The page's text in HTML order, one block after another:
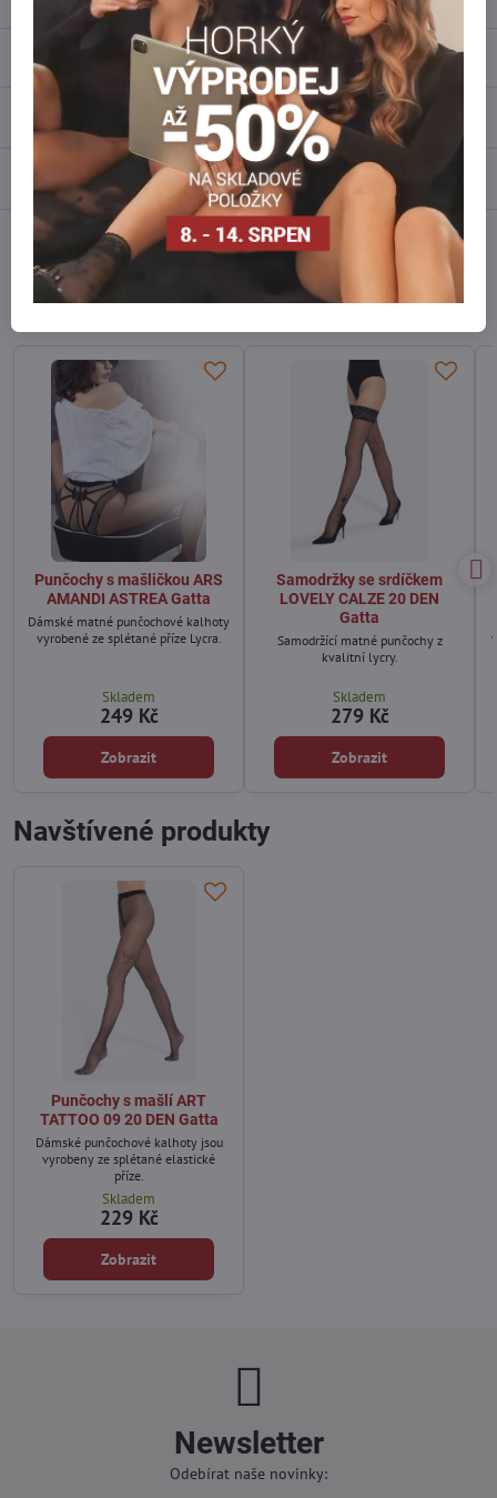
Popis
Recenze
Diskuse 0
FacebookTwitterBlueskyPinterestReddit WhatsApp
Alternativní produkty
Punčochy s mašličkou ARS
AMANDI ASTREA Gatta
Dámské matné punčochové kalhoty
vyrobené ze splétané příze Lycra.
Skladem
249 Kč
Zobrazit
Samodržky se srdíčkem
LOVELY CALZE 20 DEN
Gatta
Samodržící matné punčochy z
kvalitní lycry.
Skladem
279 Kč
Zobrazit
Navštívené produkty
Punčochy s mašlí ART
TATTOO 09 20 DEN Gatta
Dámské punčochové kalhoty jsou
vyrobeny ze splétané elastické
příze.
Skladem
229 Kč
Zobrazit
Newsletter
Odebírat naše novinky: